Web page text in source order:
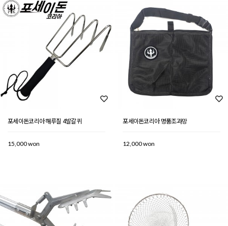
포세이돈코리아 해루질 4발갈퀴
15,000 won
포세이돈코리아 명품조과망
12,000 won